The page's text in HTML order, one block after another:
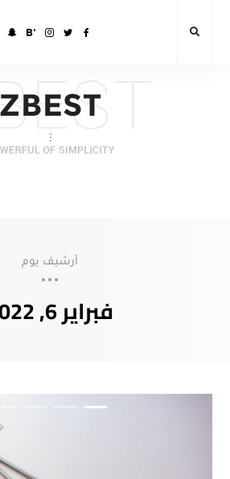
أرشيف يوم
فبراير 6, 2022